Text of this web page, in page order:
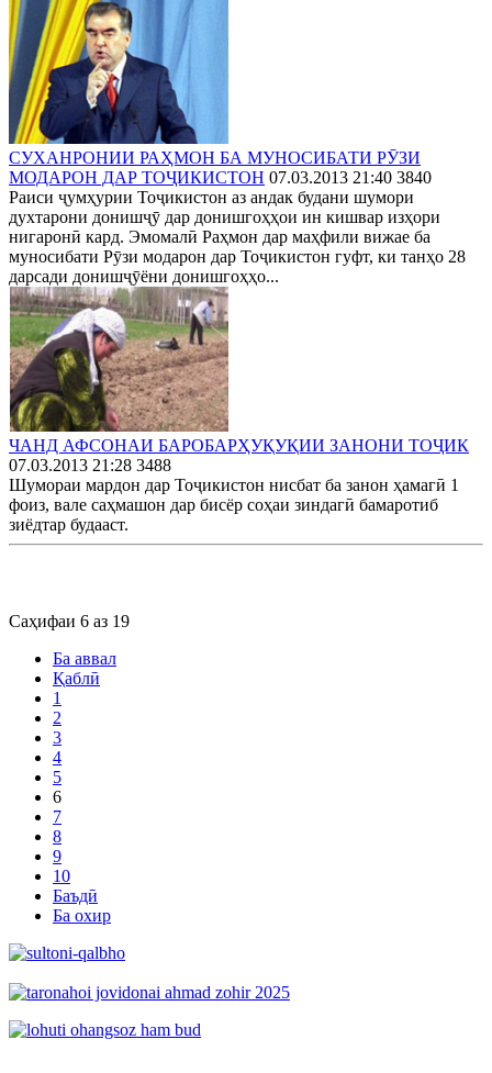
СУХАНРОНИИ РАҲМОН БА МУНОСИБАТИ РӮЗИ
МОДАРОН ДАР ТОҶИКИСТОН 07.03.2013 21:40 3840
Раиси ҷумҳурии Тоҷикистон аз андак будани шумори
духтарони донишҷӯ дар донишгоҳҳои ин кишвар изҳори
нигаронӣ кард. Эмомалӣ Раҳмон дар маҳфили вижае ба
муносибати Рӯзи модарон дар Тоҷикистон гуфт, ки танҳо 28
дарсади донишҷӯёни донишгоҳҳo...
ЧАНД АФСОНАИ БАРОБАРҲУҚУҚИИ ЗАНОНИ ТОҶИК
07.03.2013 21:28 3488
Шумораи мардон дар Тоҷикистон нисбат ба занон ҳамагӣ 1
фоиз, вале саҳмашон дар бисёр соҳаи зиндагӣ бамаротиб
зиёдтар будааст.
Саҳифаи 6 аз 19
Ба аввал
Қаблӣ
1
2
3
4
5
6
7
8
9
10
Баъдӣ
Ба охир